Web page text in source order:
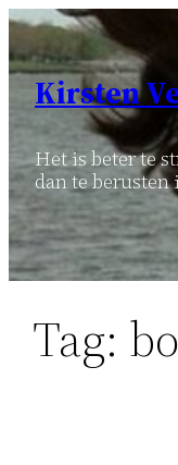
Ga
naar
inhoud
Kirsten
Het is beter te
dan te berusten
Tag: